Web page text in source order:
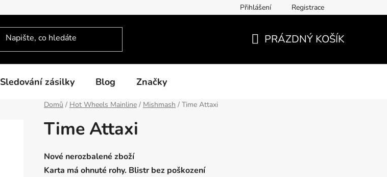
Přihlášení Registrace
PRÁZDNÝ KOŠÍK
Sledování zásilky Blog Značky
Domů / Hot Wheels Mainline / Mishmash / Time Attaxi
Time Attaxi
Nové nerozbalené zboží
Karta má ohnuté rohy. Blistr bez poškození